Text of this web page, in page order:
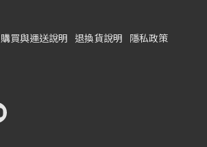
購買與運送說明 退換貨說明 隱私政策